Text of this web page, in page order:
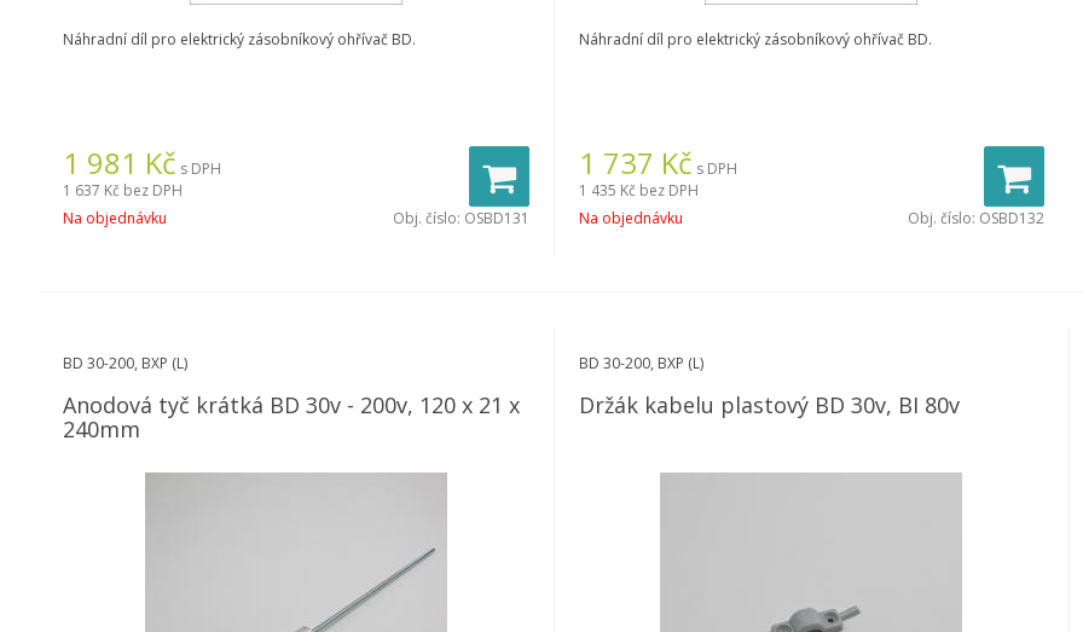
Náhradní díl pro elektrický zásobníkový ohřívač BD.
1 981 Kč s DPH
1 637 Kč bez DPH
Na objednávku
Obj. číslo: OSBD131
Náhradní díl pro elektrický zásobníkový ohřívač BD.
1 737 Kč s DPH
1 435 Kč bez DPH
Na objednávku
Obj. číslo: OSBD132
BD 30-200, BXP (L)
Anodová tyč krátká BD 30v - 200v, 120 x 21 x
240mm
BD 30-200, BXP (L)
Držák kabelu plastový BD 30v, BI 80v